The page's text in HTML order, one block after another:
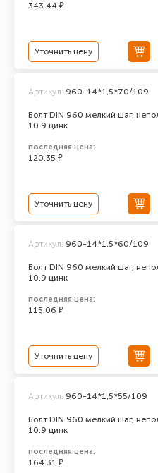
343.44 ₽
Уточнить цену
Болт DIN 960 мелкий шаг,
10.9 цинк
Артикул: 960-14*1,5*70/109
последняя цена:
120.35 ₽
Уточнить цену
Болт DIN 960 мелкий шаг,
10.9 цинк
Артикул: 960-14*1,5*60/109
последняя цена:
115.06 ₽
Уточнить цену
Болт DIN 960 мелкий шаг,
10.9 цинк
Артикул: 960-14*1,5*55/109
последняя цена:
164.31 ₽